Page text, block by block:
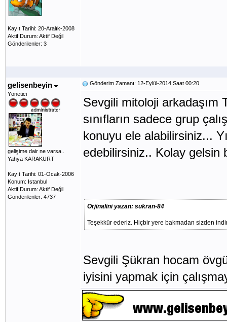
Kayıt Tarihi: 20-Aralık-2008
Aktif Durum: Aktif Değil
Gönderilenler: 3
gelisenbeyin
Yönetici
gelişime dair ne varsa..
Yahya KARAKURT
Kayıt Tarihi: 01-Ocak-2006
Konum: Istanbul
Aktif Durum: Aktif Değil
Gönderilenler: 4737
Gönderim Zamanı: 12-Eylül-2014 Saat 00:20
Sevgili mitoloji arkadaşım
sınıfların sadece grup
konuyu ele alabilirsiniz...
edebilirsiniz.. Kolay gelsin
Orjinalini yazan: sukran-84
Teşekkür ederiz. Hiçbir yere bakmadan sizden
Sevgili Şükran hocam
iyisini yapmak için